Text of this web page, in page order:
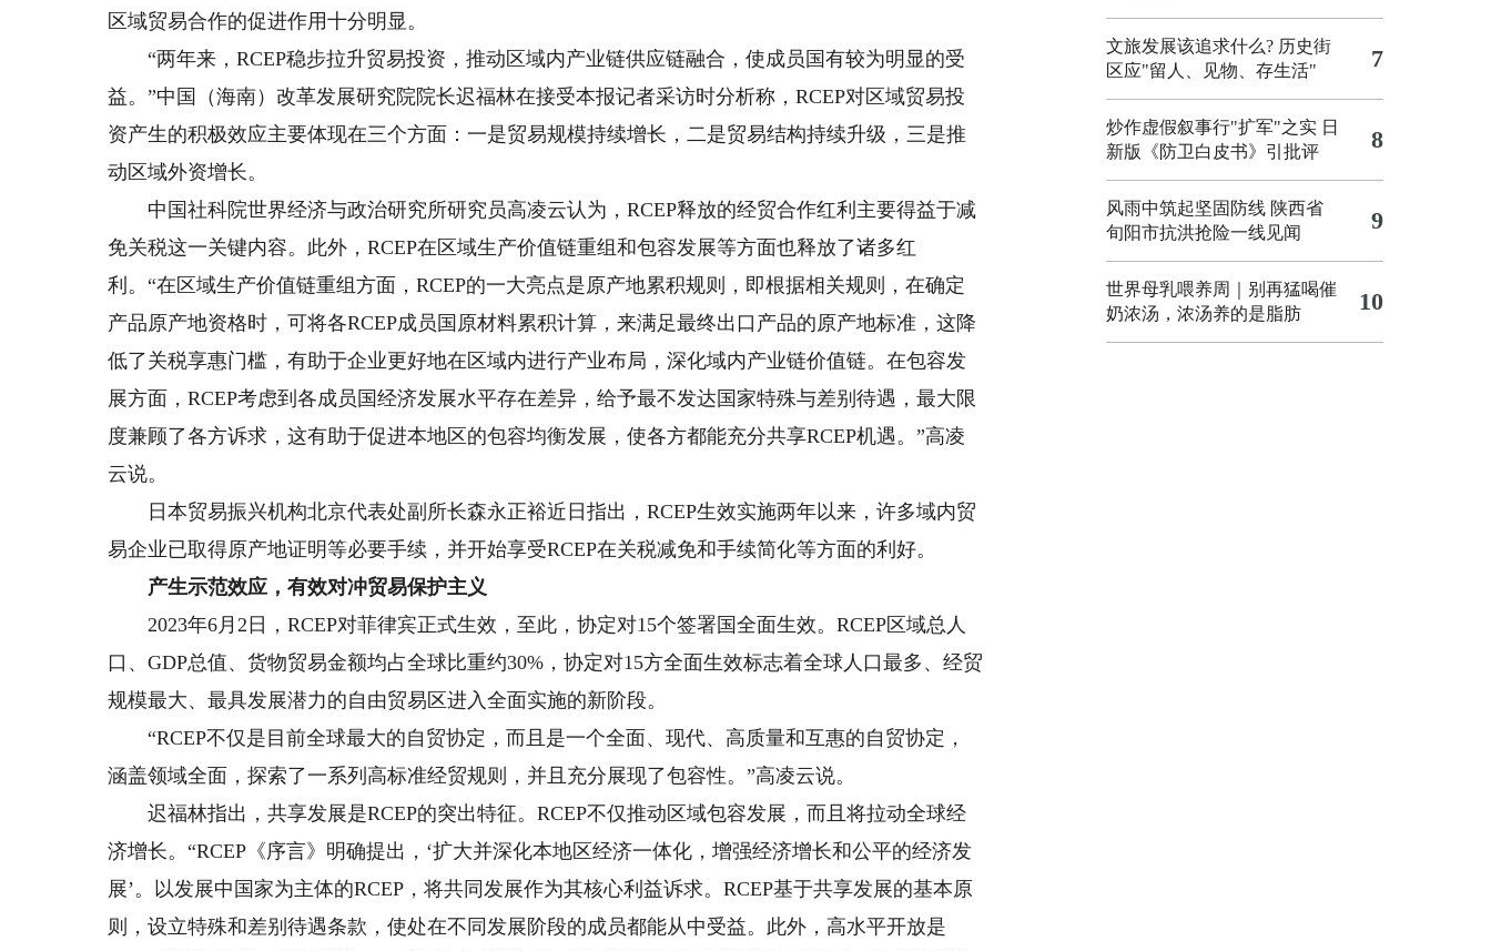
区域贸易合作的促进作用十分明显。
“两年来，RCEP稳步拉升贸易投资，推动区域内产业链供应链融合，使成员国有较为明显的受
益。”中国（海南）改革发展研究院院长迟福林在接受本报记者采访时分析称，RCEP对区域贸易投
资产生的积极效应主要体现在三个方面：一是贸易规模持续增长，二是贸易结构持续升级，三是推
动区域外资增长。
中国社科院世界经济与政治研究所研究员高凌云认为，RCEP释放的经贸合作红利主要得益于减
免关税这一关键内容。此外，RCEP在区域生产价值链重组和包容发展等方面也释放了诸多红
利。“在区域生产价值链重组方面，RCEP的一大亮点是原产地累积规则，即根据相关规则，在确定
产品原产地资格时，可将各RCEP成员国原材料累积计算，来满足最终出口产品的原产地标准，这降
低了关税享惠门槛，有助于企业更好地在区域内进行产业布局，深化域内产业链价值链。在包容发
展方面，RCEP考虑到各成员国经济发展水平存在差异，给予最不发达国家特殊与差别待遇，最大限
度兼顾了各方诉求，这有助于促进本地区的包容均衡发展，使各方都能充分共享RCEP机遇。”高凌
云说。
日本贸易振兴机构北京代表处副所长森永正裕近日指出，RCEP生效实施两年以来，许多域内贸
易企业已取得原产地证明等必要手续，并开始享受RCEP在关税减免和手续简化等方面的利好。
产生示范效应，有效对冲贸易保护主义
2023年6月2日，RCEP对菲律宾正式生效，至此，协定对15个签署国全面生效。RCEP区域总人
口、GDP总值、货物贸易金额均占全球比重约30%，协定对15方全面生效标志着全球人口最多、经贸
规模最大、最具发展潜力的自由贸易区进入全面实施的新阶段。
“RCEP不仅是目前全球最大的自贸协定，而且是一个全面、现代、高质量和互惠的自贸协定，
涵盖领域全面，探索了一系列高标准经贸规则，并且充分展现了包容性。”高凌云说。
迟福林指出，共享发展是RCEP的突出特征。RCEP不仅推动区域包容发展，而且将拉动全球经
济增长。“RCEP《序言》明确提出，‘扩大并深化本地区经济一体化，增强经济增长和公平的经济发
展’。以发展中国家为主体的RCEP，将共同发展作为其核心利益诉求。RCEP基于共享发展的基本原
则，设立特殊和差别待遇条款，使处在不同发展阶段的成员都能从中受益。此外，高水平开放是
文旅发展该追求什么? 历史街
区应"留人、见物、存生活"
7
炒作虚假叙事行"扩军"之实 日
新版《防卫白皮书》引批评
8
风雨中筑起坚固防线 陕西省
旬阳市抗洪抢险一线见闻
9
世界母乳喂养周｜别再猛喝催
奶浓汤，浓汤养的是脂肪
10